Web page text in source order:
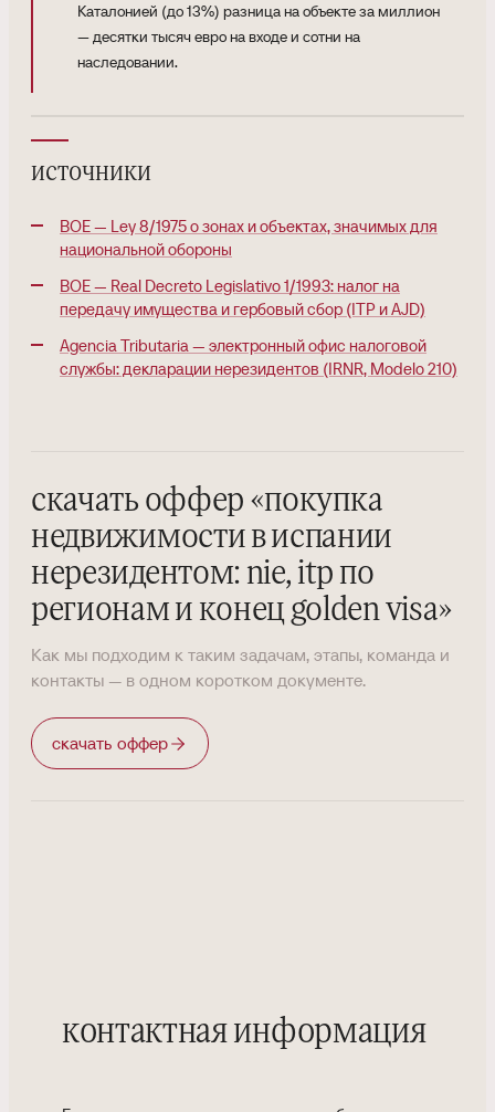
Каталонией (до 13%) разница на объекте за миллион
— десятки тысяч евро на входе и сотни на
наследовании.
источники
BOE — Ley 8/1975 о зонах и объектах, значимых для
национальной обороны
BOE — Real Decreto Legislativo 1/1993: налог на
передачу имущества и гербовый сбор (ITP и AJD)
Agencia Tributaria — электронный офис налоговой
службы: декларации нерезидентов (IRNR, Modelo 210)
скачать оффер «покупка
недвижимости в испании
нерезидентом: nie, itp по
регионам и конец golden visa»
Как мы подходим к таким задачам, этапы, команда и
контакты — в одном коротком документе.
скачать оффер
контактная информация